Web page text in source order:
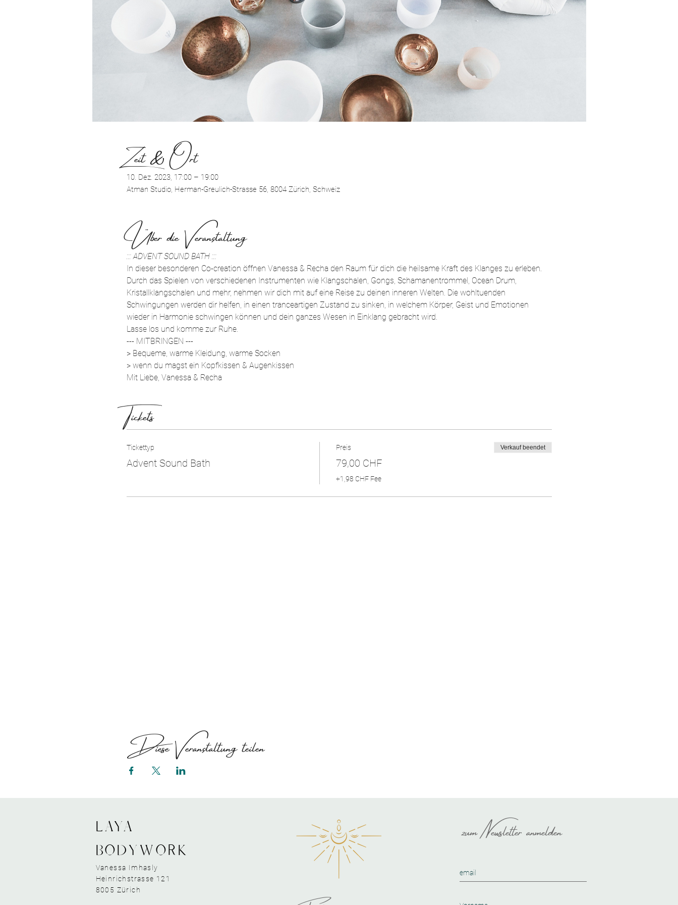
Zeit & Ort
10. Dez. 2023, 17:00 – 19:00
Atman Studio, Herman-Greulich-Strasse 56, 8004 Zürich, Schweiz
Über die Veranstaltung
::: ADVENT SOUND BATH :::
In dieser besonderen Co-creation öffnen Vanessa & Recha den Raum für dich die heilsame Kraft des Klanges zu erleben.
Durch das Spielen von verschiedenen Instrumenten wie Klangschalen, Gongs, Schamanentrommel, Ocean Drum,
Kristallklangschalen und mehr, nehmen wir dich mit auf eine Reise zu deinen inneren Welten. Die wohltuenden
Schwingungen werden dir helfen, in einen tranceartigen Zustand zu sinken, in welchem Körper, Geist und Emotionen
wieder in Harmonie schwingen können und dein ganzes Wesen in Einklang gebracht wird.
Lasse los und komme zur Ruhe.
--- MITBRINGEN ---
> Bequeme, warme Kleidung, warme Socken
> wenn du magst ein Kopfkissen & Augenkissen
Mit Liebe, Vanessa & Recha
Tickets
Tickettyp
Advent Sound Bath
Preis
79,00 CHF
+1,98 CHF Fee
Verkauf beendet
Diese Veranstaltung teilen
LAYA
bodywork
Vanessa Imhasly
Heinrichstrasse 121
8005 Zürich
zum Newsletter anmelden